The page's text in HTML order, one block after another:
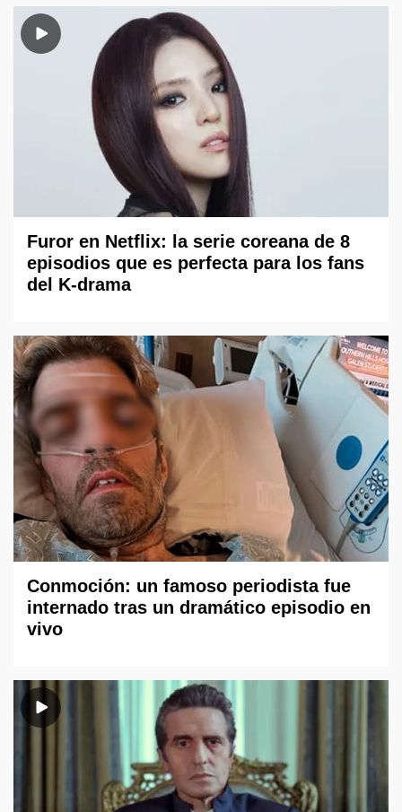
Furor en Netflix: la serie coreana de 8
episodios que es perfecta para los fans
del K-drama
Conmoción: un famoso periodista fue
internado tras un dramático episodio en
vivo